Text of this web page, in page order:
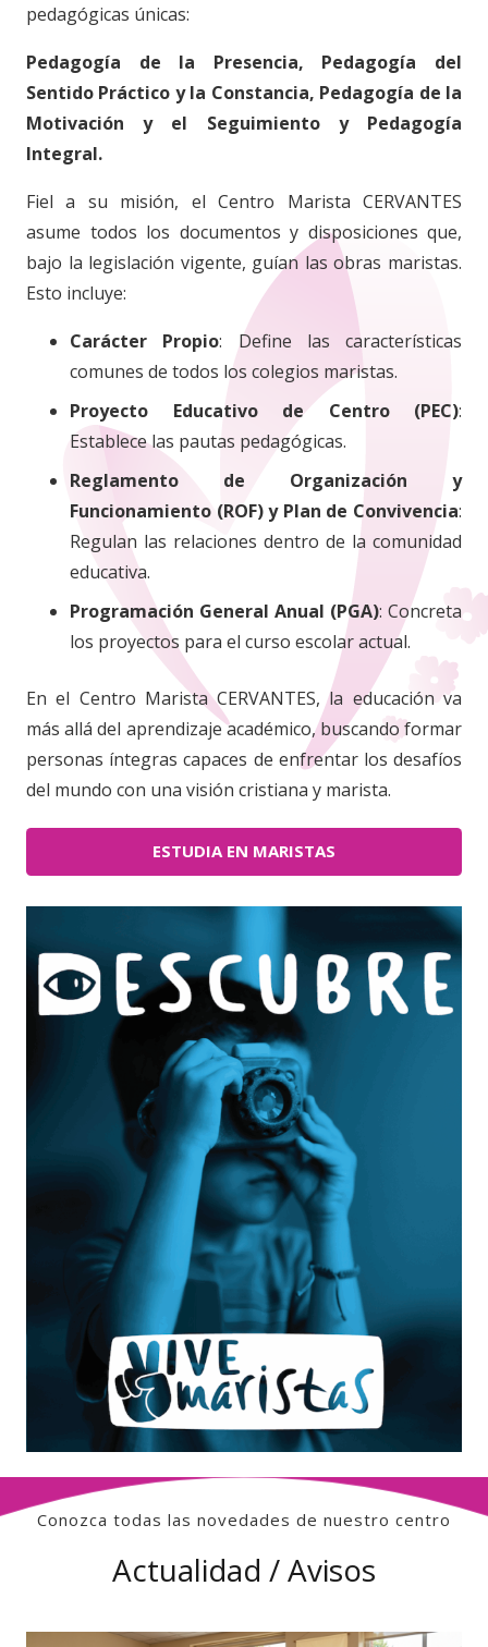
pedagógicas únicas:
Pedagogía de la Presencia, Pedagogía del
Sentido Práctico y la Constancia, Pedagogía de la
Motivación y el Seguimiento y Pedagogía
Integral.
Fiel a su misión, el Centro Marista CERVANTES
asume todos los documentos y disposiciones que,
bajo la legislación vigente, guían las obras maristas.
Esto incluye:
Carácter Propio: Define las características
comunes de todos los colegios maristas.
Proyecto Educativo de Centro (PEC):
Establece las pautas pedagógicas.
Reglamento de Organización y
Funcionamiento (ROF) y Plan de Convivencia:
Regulan las relaciones dentro de la comunidad
educativa.
Programación General Anual (PGA): Concreta
los proyectos para el curso escolar actual.
En el Centro Marista CERVANTES, la educación va
más allá del aprendizaje académico, buscando formar
personas íntegras capaces de enfrentar los desafíos
del mundo con una visión cristiana y marista.
ESTUDIA EN MARISTAS
Conozca todas las novedades de nuestro centro
Actualidad / Avisos